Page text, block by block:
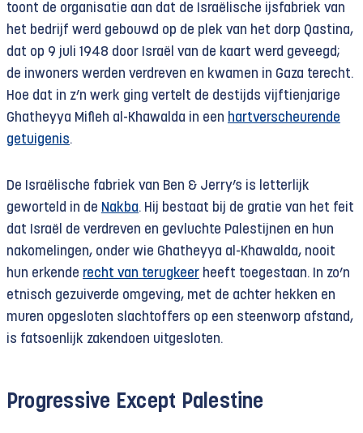
toont de organisatie aan dat de Israëlische ijsfabriek van
het bedrijf werd gebouwd op de plek van het dorp Qastina,
dat op 9 juli 1948 door Israël van de kaart werd geveegd;
de inwoners werden verdreven en kwamen in Gaza terecht.
Hoe dat in z’n werk ging vertelt de destijds vijftienjarige
Ghatheyya Mifleh al-Khawalda in een hartverscheurende
getuigenis.
De Israëlische fabriek van Ben & Jerry’s is letterlijk
geworteld in de Nakba. Hij bestaat bij de gratie van het feit
dat Israël de verdreven en gevluchte Palestijnen en hun
nakomelingen, onder wie Ghatheyya al-Khawalda, nooit
hun erkende recht van terugkeer heeft toegestaan. In zo’n
etnisch gezuiverde omgeving, met de achter hekken en
muren opgesloten slachtoffers op een steenworp afstand,
is fatsoenlijk zakendoen uitgesloten.
Progressive Except Palestine